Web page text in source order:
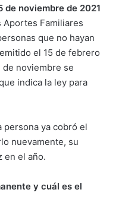
de noviembre de 2021
Familiares
que no hayan
el 15 de febrero
de noviembre se
indica la ley para
persona ya cobró el
nuevamente, su
en el año.
y cuál es el